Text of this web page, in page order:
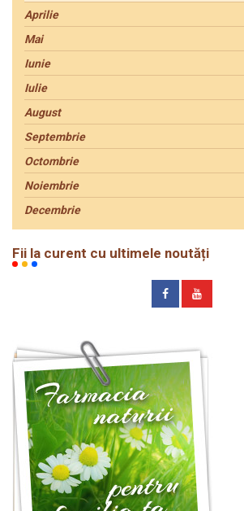
Aprilie
Mai
Iunie
Iulie
August
Septembrie
Octombrie
Noiembrie
Decembrie
Fii la curent cu ultimele noutăți